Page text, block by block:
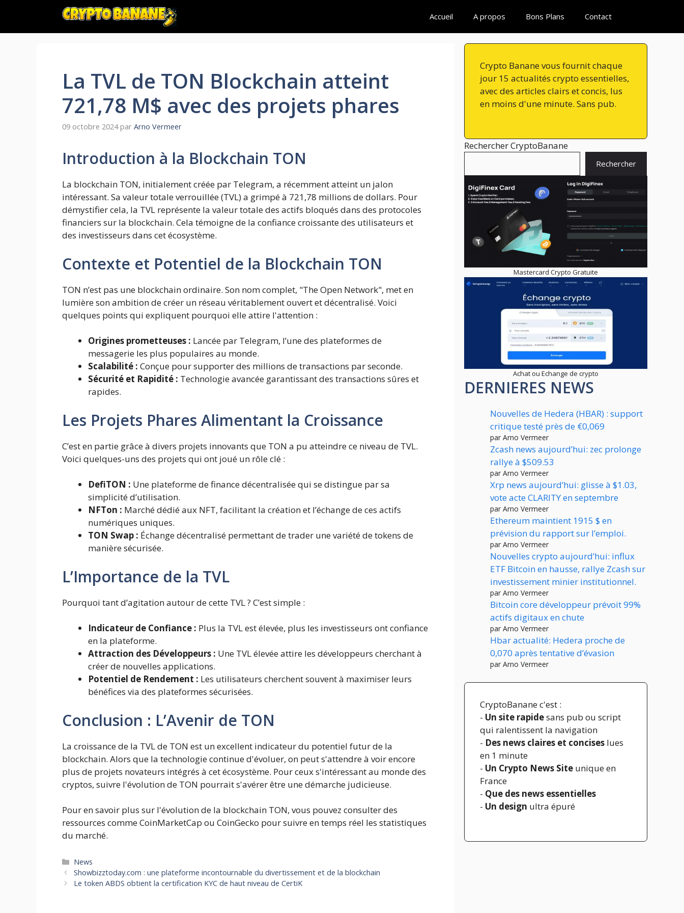
contenu
Accueil A propos Bons Plans Contact
La TVL de TON Blockchain atteint
721,78 M$ avec des projets phares
09 octobre 2024 par Arno Vermeer
Introduction à la Blockchain TON
La blockchain TON, initialement créée par Telegram, a récemment atteint un jalon
intéressant. Sa valeur totale verrouillée (TVL) a grimpé à 721,78 millions de dollars. Pour
démystifier cela, la TVL représente la valeur totale des actifs bloqués dans des protocoles
financiers sur la blockchain. Cela témoigne de la confiance croissante des utilisateurs et
des investisseurs dans cet écosystème.
Contexte et Potentiel de la Blockchain TON
TON n’est pas une blockchain ordinaire. Son nom complet, "The Open Network", met en
lumière son ambition de créer un réseau véritablement ouvert et décentralisé. Voici
quelques points qui expliquent pourquoi elle attire l'attention :
Origines prometteuses : Lancée par Telegram, l’une des plateformes de
messagerie les plus populaires au monde.
Scalabilité : Conçue pour supporter des millions de transactions par seconde.
Sécurité et Rapidité : Technologie avancée garantissant des transactions sûres et
rapides.
Les Projets Phares Alimentant la Croissance
C’est en partie grâce à divers projets innovants que TON a pu atteindre ce niveau de TVL.
Voici quelques-uns des projets qui ont joué un rôle clé :
DefiTON : Une plateforme de finance décentralisée qui se distingue par sa
simplicité d’utilisation.
NFTon : Marché dédié aux NFT, facilitant la création et l’échange de ces actifs
numériques uniques.
TON Swap : Échange décentralisé permettant de trader une variété de tokens de
manière sécurisée.
L’Importance de la TVL
Pourquoi tant d’agitation autour de cette TVL ? C’est simple :
Indicateur de Confiance : Plus la TVL est élevée, plus les investisseurs ont confiance
en la plateforme.
Attraction des Développeurs : Une TVL élevée attire les développeurs cherchant à
créer de nouvelles applications.
Potentiel de Rendement : Les utilisateurs cherchent souvent à maximiser leurs
bénéfices via des plateformes sécurisées.
Conclusion : L’Avenir de TON
La croissance de la TVL de TON est un excellent indicateur du potentiel futur de la
blockchain. Alors que la technologie continue d'évoluer, on peut s'attendre à voir encore
plus de projets novateurs intégrés à cet écosystème. Pour ceux s'intéressant au monde des
cryptos, suivre l'évolution de TON pourrait s'avérer être une démarche judicieuse.
Pour en savoir plus sur l'évolution de la blockchain TON, vous pouvez consulter des
ressources comme CoinMarketCap ou CoinGecko pour suivre en temps réel les statistiques
du marché.
Catégories
News
Showbizztoday.com : une plateforme incontournable du divertissement et de la blockchain
Le token ABDS obtient la certification KYC de haut niveau de CertiK
Crypto Banane vous fournit chaque
jour 15 actualités crypto essentielles,
avec des articles clairs et concis, lus
en moins d'une minute. Sans pub.
Rechercher CryptoBanane
Rechercher
Mastercard Crypto Gratuite
Achat ou Echange de crypto
DERNIERES NEWS
Nouvelles de Hedera (HBAR) : support
critique testé près de €0,069
par Arno Vermeer
Zcash news aujourd’hui: zec prolonge
rallye à $509.53
par Arno Vermeer
Xrp news aujourd’hui: glisse à $1.03,
vote acte CLARITY en septembre
par Arno Vermeer
Ethereum maintient 1915 $ en
prévision du rapport sur l’emploi.
par Arno Vermeer
Nouvelles crypto aujourd’hui: influx
ETF Bitcoin en hausse, rallye Zcash sur
investissement minier institutionnel.
par Arno Vermeer
Bitcoin core développeur prévoit 99%
actifs digitaux en chute
par Arno Vermeer
Hbar actualité: Hedera proche de
0,070 après tentative d’évasion
par Arno Vermeer
CryptoBanane c'est :
- Un site rapidesans pub ou script
qui ralentissent la navigation
- Des news claires et concises lues
en 1 minute
- Un Crypto News Site unique en
France
- Que des news essentielles
- Un design ultra épuré